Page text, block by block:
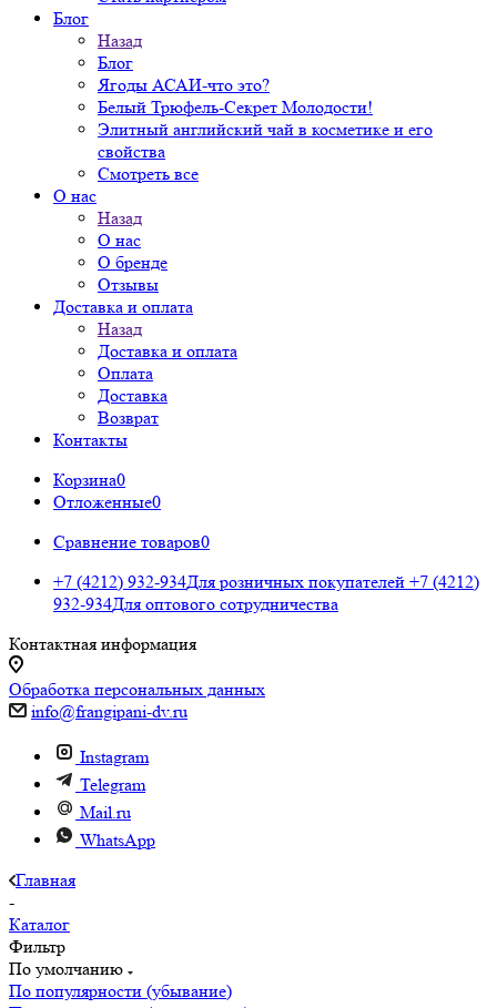
Блог
Назад
Блог
Ягоды АСАИ-что это?
Белый Трюфель-Секрет Молодости!
Элитный английский чай в косметике и его
свойства
Смотреть все
О нас
Назад
О нас
О бренде
Отзывы
Доставка и оплата
Назад
Доставка и оплата
Оплата
Доставка
Возврат
Контакты
Корзина0
Отложенные0
Сравнение товаров0
+7 (4212) 932-934Для розничных покупателей +7 (4212)
932-934Для оптового сотрудничества
Контактная информация
Обработка персональных данных
info@frangipani-dv.ru
Instagram
Telegram
Mail.ru
WhatsApp
Главная
-
Каталог
Фильтр
По умолчанию
По популярности (убывание)